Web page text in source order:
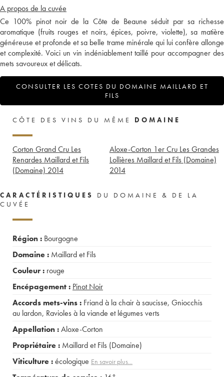
A propos de la cuvée
Ce 100% pinot noir de la Côte de Beaune séduit par sa richesse
aromatique (fruits rouges et noirs, épices, poivre, violette), sa matière
généreuse et profonde et sa belle trame minérale qui lui confère allonge
et complexité. Voici un vin indéniablement taillé pour accompagner des
mets savoureux et délicats.
CONSULTER LES COTES DU DOMAINE MAILLARD ET
FILS
CÔTE DES VINS DU MÊME DOMAINE
Corton Grand Cru Les
Renardes Maillard et Fils
(Domaine) 2014
Aloxe-Corton 1er Cru Les Grandes
Lollières Maillard et Fils (Domaine)
2014
CARACTÉRISTIQUES
DU DOMAINE & DE LA
CUVÉE
Région : Bourgogne
Domaine : Maillard et Fils
Couleur : rouge
Encépagement : Pinot Noir
Accords mets-vins : Friand à la chair à saucisse, Gniocchis
au lardon, Ravioles à la viande et légumes verts
Appellation :Aloxe-Corton
Propriétaire : Maillard et Fils (Domaine)
Viticulture :écologique En savoir plus...